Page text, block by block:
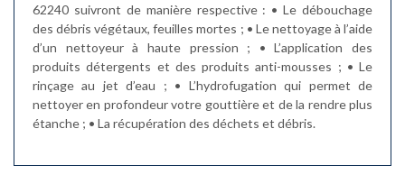
62240 suivront de manière respective : • Le débouchage
des débris végétaux, feuilles mortes ; • Le nettoyage à l’aide
d’un nettoyeur à haute pression ; • L’application des
produits détergents et des produits anti-mousses ; • Le
rinçage au jet d’eau ; • L’hydrofugation qui permet de
nettoyer en profondeur votre gouttière et de la rendre plus
étanche ; • La récupération des déchets et débris.